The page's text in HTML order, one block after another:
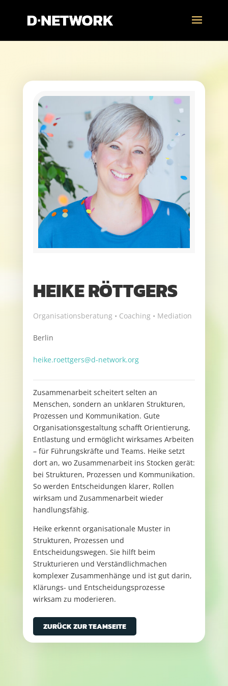
HEIKE RÖTTGERS
Organisationsberatung • Coaching • Mediation
Berlin
heike.roettgers@d-network.org
Zusammenarbeit scheitert selten an
Menschen, sondern an unklaren Strukturen,
Prozessen und Kommunikation. Gute
Organisationsgestaltung schafft Orientierung,
Entlastung und ermöglicht wirksames Arbeiten
– für Führungskräfte und Teams. Heike setzt
dort an, wo Zusammenarbeit ins Stocken gerät:
bei Strukturen, Prozessen und Kommunikation.
So werden Entscheidungen klarer, Rollen
wirksam und Zusammenarbeit wieder
handlungsfähig.
Heike erkennt organisationale Muster in
Strukturen, Prozessen und
Entscheidungswegen. Sie hilft beim
Strukturieren und Verständlichmachen
komplexer Zusammenhänge und ist gut darin,
Klärungs- und Entscheidungsprozesse
wirksam zu moderieren.
ZURÜCK ZUR TEAMSEITE